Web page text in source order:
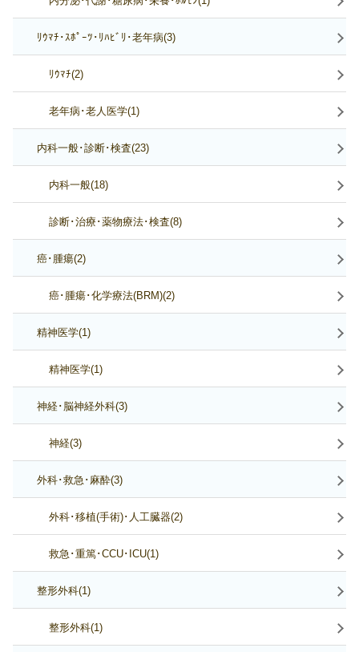
ﾘｳﾏﾁ･ｽﾎﾟｰﾂ･ﾘﾊﾋﾞﾘ･老年病(3)
ﾘｳﾏﾁ(2)
老年病･老人医学(1)
内科一般･診断･検査(23)
内科一般(18)
診断･治療･薬物療法･検査(8)
癌･腫瘍(2)
癌･腫瘍･化学療法(BRM)(2)
精神医学(1)
精神医学(1)
神経･脳神経外科(3)
神経(3)
外科･救急･麻酔(3)
外科･移植(手術)･人工臓器(2)
救急･重篤･CCU･ICU(1)
整形外科(1)
整形外科(1)